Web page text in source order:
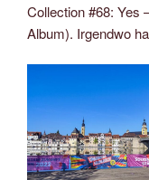
Collection #68: Yes
Album). Irgendwo